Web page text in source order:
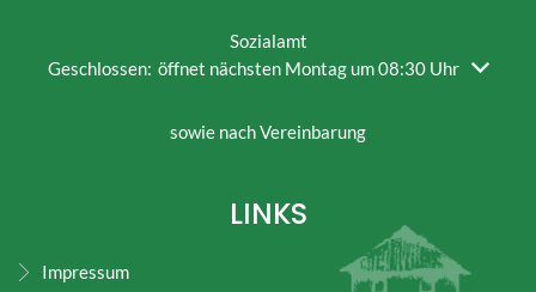
Sozialamt
Klicken, um weitere Öffnungs- oder Schließzeiten
Geschlossen: öffnet nächsten Montag um 08:30 Uhr
sowie nach Vereinbarung
LINKS
Impressum